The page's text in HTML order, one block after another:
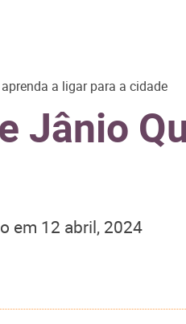
a ligar para a cidade
Jânio
em 12 abril, 2024